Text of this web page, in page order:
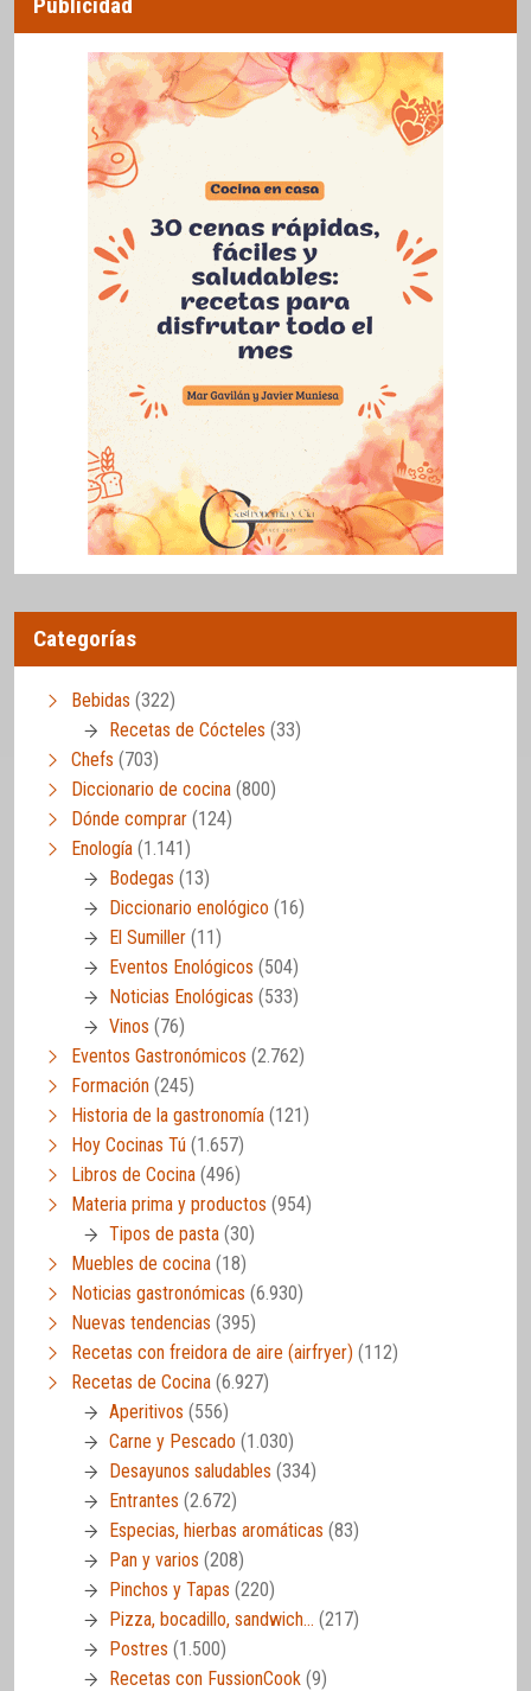
Categorías
Bebidas (322)
Recetas de Cócteles (33)
Chefs (703)
Diccionario de cocina (800)
Dónde comprar (124)
Enología (1.141)
Bodegas (13)
Diccionario enológico (16)
El Sumiller (11)
Eventos Enológicos (504)
Noticias Enológicas (533)
Vinos (76)
Eventos Gastronómicos (2.762)
Formación (245)
Historia de la gastronomía (121)
Hoy Cocinas Tú (1.657)
Libros de Cocina (496)
Materia prima y productos (954)
Tipos de pasta (30)
Muebles de cocina (18)
Noticias gastronómicas (6.930)
Nuevas tendencias (395)
Recetas con freidora de aire (airfryer) (112)
Recetas de Cocina (6.927)
Aperitivos (556)
Carne y Pescado (1.030)
Desayunos saludables (334)
Entrantes (2.672)
Especias, hierbas aromáticas (83)
Pan y varios (208)
Pinchos y Tapas (220)
Pizza, bocadillo, sandwich… (217)
Postres (1.500)
Recetas con FussionCook (9)